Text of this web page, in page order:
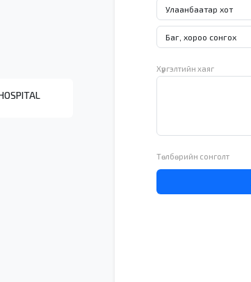
Хүргэлтийн хаяг
Төлбөрийн сонголт